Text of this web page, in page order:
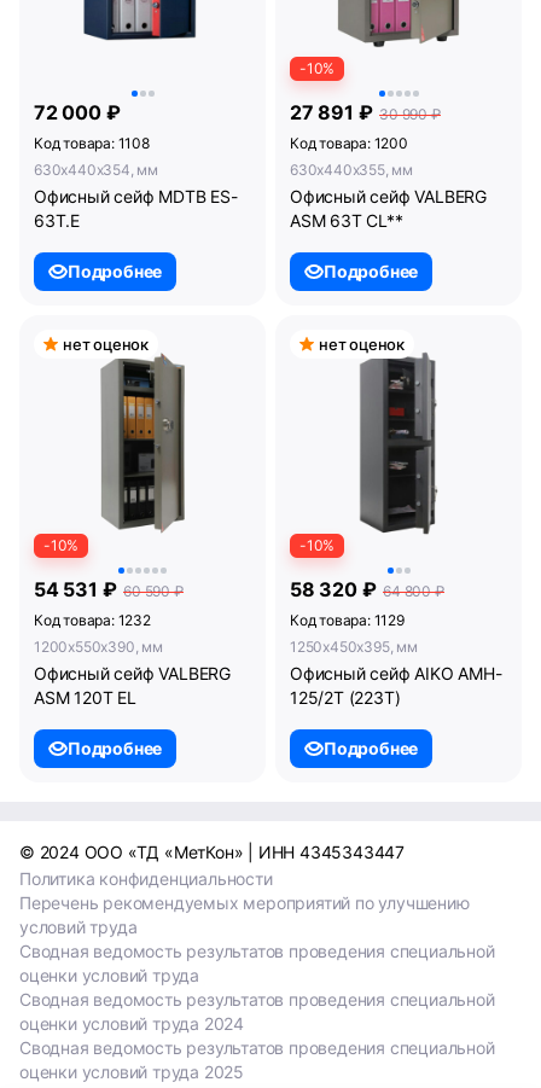
72 000 ₽
Код товара: 1108
630x440x354, мм
Офисный сейф MDTB ES-
63Т.Е
Подробнее
-10%
27 891 ₽ 30 990 ₽
Код товара: 1200
630x440x355, мм
Офисный сейф VALBERG
ASM 63T CL**
Подробнее
нет оценок
-10%
54 531 ₽ 60 590 ₽
Код товара: 1232
1200x550x390, мм
Офисный сейф VALBERG
ASM 120T EL
Подробнее
нет оценок
-10%
58 320 ₽ 64 800 ₽
Код товара: 1129
1250x450x395, мм
Офисный сейф AIKO AMH-
125/2T (223T)
Подробнее
© 2024 ООО «ТД «МетКон» | ИНН 4345343447
Политика конфиденциальности
Перечень рекомендуемых мероприятий по улучшению
условий труда
Сводная ведомость результатов проведения специальной
оценки условий труда
Сводная ведомость результатов проведения специальной
оценки условий труда 2024
Сводная ведомость результатов проведения специальной
оценки условий труда 2025